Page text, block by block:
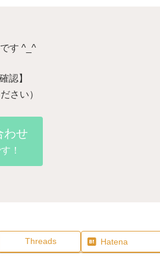
す ^_^
認】
さい）
わせ
！
Threads Hatena